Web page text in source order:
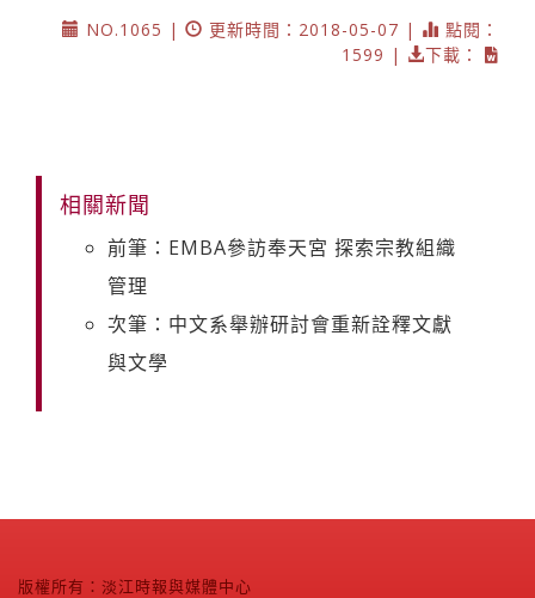
NO.1065 |
更新時間：2018-05-07 |
點閱：
1599 |
下載：
相關新聞
前筆：EMBA參訪奉天宮 探索宗教組織
管理
次筆：中文系舉辦研討會重新詮釋文獻
與文學
版權所有：淡江時報與媒體中心